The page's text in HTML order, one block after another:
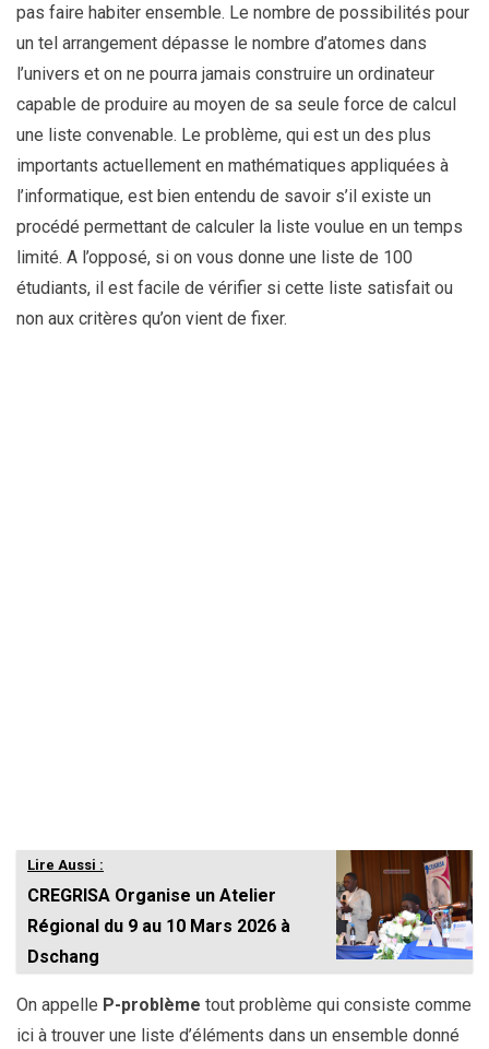
pas faire habiter ensemble. Le nombre de possibilités pour
un tel arrangement dépasse le nombre d’atomes dans
l’univers et on ne pourra jamais construire un ordinateur
capable de produire au moyen de sa seule force de calcul
une liste convenable. Le problème, qui est un des plus
importants actuellement en mathématiques appliquées à
l’informatique, est bien entendu de savoir s’il existe un
procédé permettant de calculer la liste voulue en un temps
limité. A l’opposé, si on vous donne une liste de 100
étudiants, il est facile de vérifier si cette liste satisfait ou
non aux critères qu’on vient de fixer.
Lire Aussi :
CREGRISA Organise un Atelier
Régional du 9 au 10 Mars 2026 à
Dschang
On appelle P-problème tout problème qui consiste comme
ici à trouver une liste d’éléments dans un ensemble donné